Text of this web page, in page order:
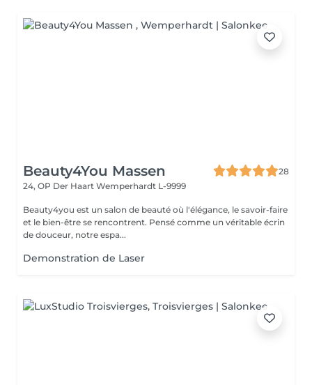
Beauty4You Massen
28
24, OP Der Haart Wemperhardt L-9999
Beauty4you est un salon de beauté où l'élégance, le savoir-faire
et le bien-être se rencontrent. Pensé comme un véritable écrin
de douceur, notre espa...
Demonstration de Laser